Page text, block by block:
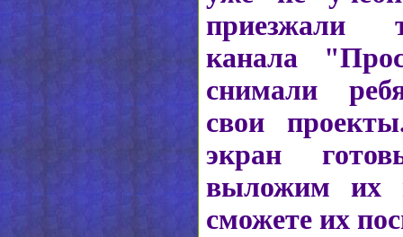
приезжали
канала
снимали
свои
экран
выложим их
сможете их